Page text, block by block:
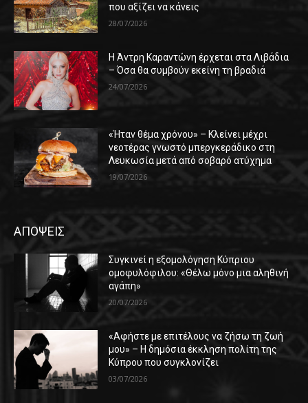
που αξίζει να κάνεις
28/07/2026
Η Άντρη Καραντώνη έρχεται στα Λιβάδια
– Όσα θα συμβούν εκείνη τη βραδιά
24/07/2026
«Ήταν θέμα χρόνου» – Κλείνει μέχρι
νεοτέρας γνωστό μπεργκεράδικο στη
Λευκωσία μετά από σοβαρό ατύχημα
19/07/2026
ΑΠΟΨΕΙΣ
Συγκινεί η εξομολόγηση Κύπριου
ομοφυλόφιλου: «Θέλω μόνο μια αληθινή
αγάπη»
20/07/2026
«Αφήστε με επιτέλους να ζήσω τη ζωή
μου» – Η δημόσια έκκληση πολίτη της
Κύπρου που συγκλονίζει
03/07/2026